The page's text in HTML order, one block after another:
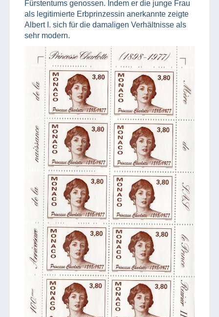
Fürstentums genossen. Indem er die junge Frau
als legitimierte Erbprinzessin anerkannte zeigte
Albert I. sich für die damaligen Verhältnisse als
sehr modern.